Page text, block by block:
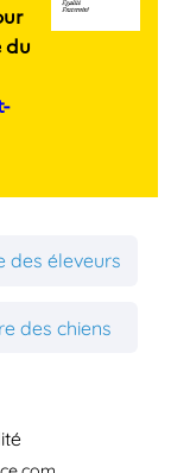
du
des éleveurs
des chiens